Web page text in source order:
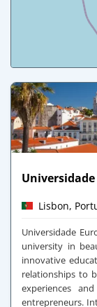
Lisbon,
Universidade
university in
innovative
relationships to
experiences
entrepreneurs.